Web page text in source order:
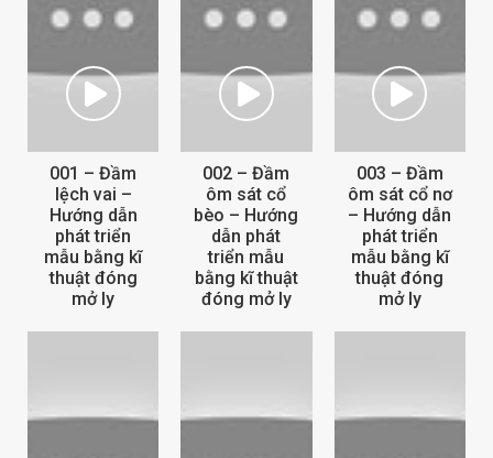
001 – Đầm
lệch vai –
Hướng dẫn
phát triển
mẫu bằng kĩ
thuật đóng
mở ly
002 – Đầm
ôm sát cổ
bèo – Hướng
dẫn phát
triển mẫu
bằng kĩ thuật
đóng mở ly
003 – Đầm
ôm sát cổ nơ
– Hướng dẫn
phát triển
mẫu bằng kĩ
thuật đóng
mở ly